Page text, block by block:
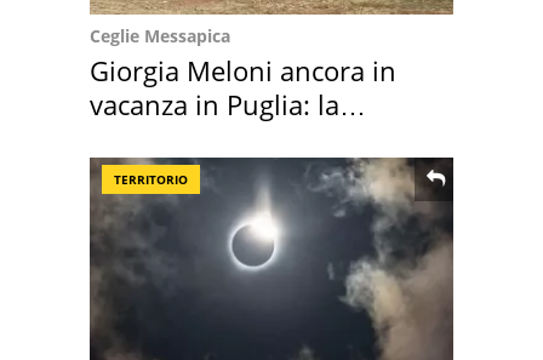
Ceglie Messapica
Giorgia Meloni ancora in
vacanza in Puglia: la
TERRITORIO